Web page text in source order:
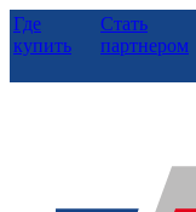
Где
купить
Стать
партнером